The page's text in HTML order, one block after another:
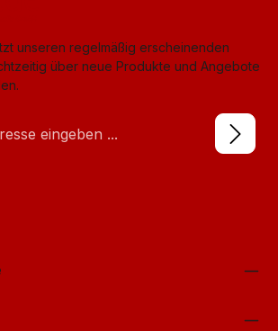
unseren regelmäßig erscheinenden
über neue Produkte und Angebote